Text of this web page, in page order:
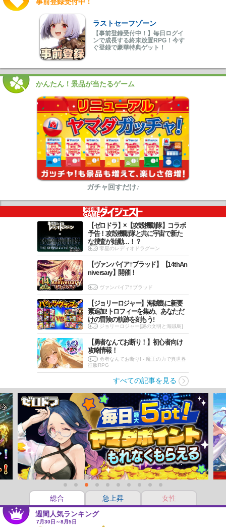
ラストセーフゾーン
【事前登録受付中！】毎日ログイ
ンで成長する終末放置RPG！今す
ぐ登録で豪華特典ゲット！
かんたん！景品が当たるゲーム
ガチャ回すだけ♪
【ゼロドラ】×【攻殻機動隊】コラボ
予告！攻殻機動隊と共に宇宙で新た
な捜査が始動…！？
零星のレディオドラグーン
【ヴァンパイア†ブラッド】【14thAn
niversary】開催！
ヴァンパイア†ブラッド
【ジョリーロジャー】海賊島に新要
素追加!トロフィーを集め、あなただ
けの冒険の軌跡を刻もう!
ジョリーロジャー[謎の文明と海賊島]
【勇者なんてお断り！】初心者向け
攻略情報！
勇者なんてお断り! - 魔王の力で異世界
征服RPG
すべての記事を見る
総合 急上昇
女性
週間人気ランキング
7月30日～8月5日